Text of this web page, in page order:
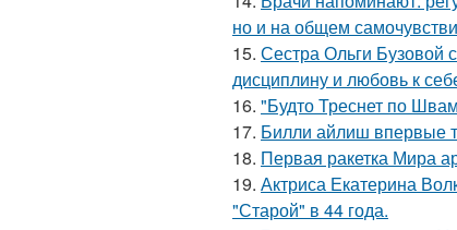
но и на общем
15. Сестра Ольги Бузовой
дисциплину и любовь к
16. "Будто Треснет по
17. Билли айлиш впервые
18. Первая ракетка Мира
19. Актриса Екатерина
"Старой" в 44 года.